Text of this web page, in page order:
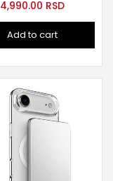
4,990.00 RSD
Add to cart